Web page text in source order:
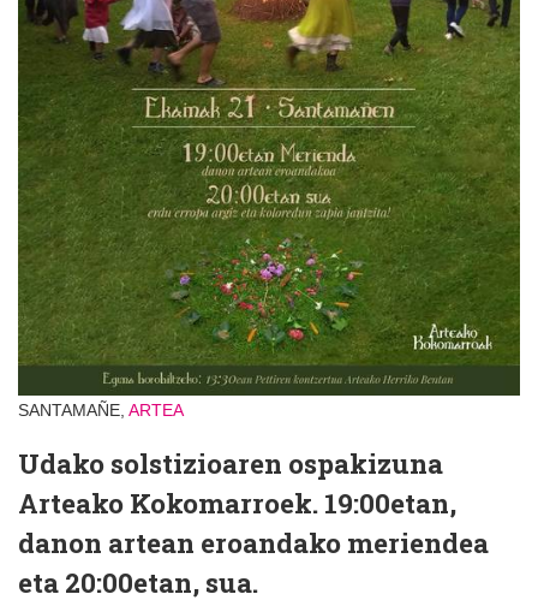
SANTAMAÑE, ARTEA
Udako solstizioaren ospakizuna
Arteako Kokomarroek. 19:00etan,
danon artean eroandako meriendea
eta 20:00etan, sua.